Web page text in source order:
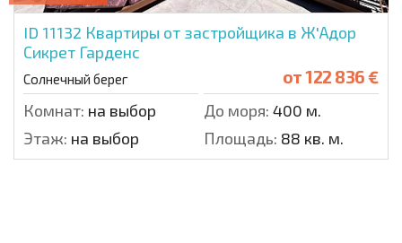
ID 11132 Квартиры от застройщика в Ж'Адор
Сикрет Гарденс
Солнечный берег от122 836 €
Комнат: на выбор До моря: 400 м.
Этаж: на выбор Площадь: 88 кв. м.